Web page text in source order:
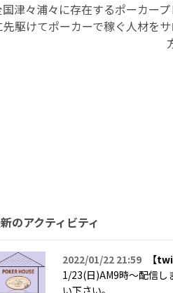
津々浦々に存在するポーカー
先駆けてポーカーで稼ぐ人材を
のアクティビティ
2022/01/22 21:59
【
1/23(日)AM9時〜配信し
い下さい。